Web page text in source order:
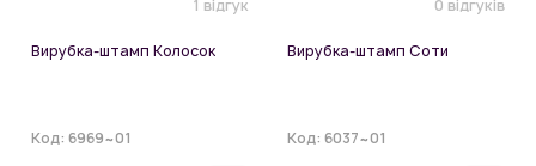
1 відгук
Вирубка-штамп Колосок
Код: 6969~01
0 відгуків
Вирубка-штамп Соти
Код: 6037~01